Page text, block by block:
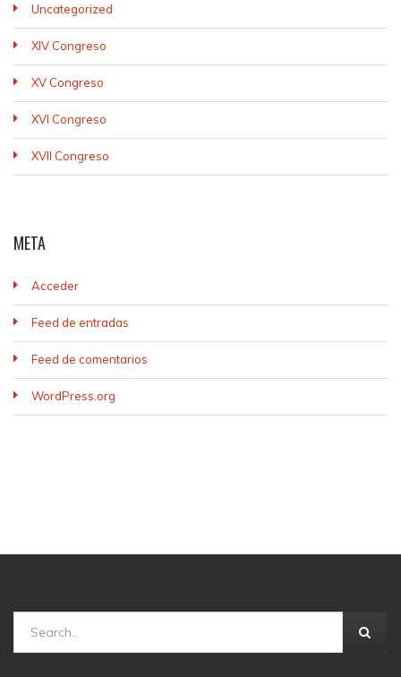
Uncategorized
XIV Congreso
XV Congreso
XVI Congreso
XVII Congreso
META
Acceder
Feed de entradas
Feed de comentarios
WordPress.org